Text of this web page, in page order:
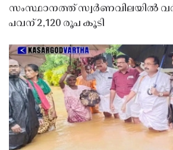
സംസ്ഥാനത്ത് സ്വർണവിലയിൽ
പവന് 2,120 രൂപ കൂടി